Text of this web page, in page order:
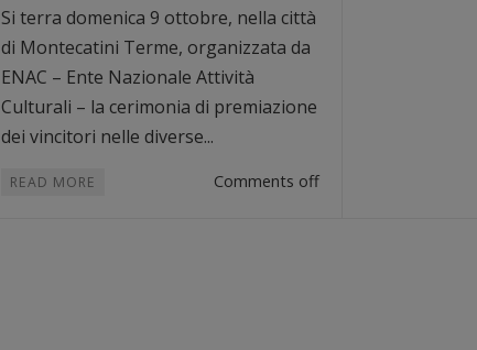
Si terra domenica 9 ottobre, nella città
di Montecatini Terme, organizzata da
ENAC – Ente Nazionale Attività
Culturali – la cerimonia di premiazione
dei vincitori nelle diverse...
READ MORE Comments off